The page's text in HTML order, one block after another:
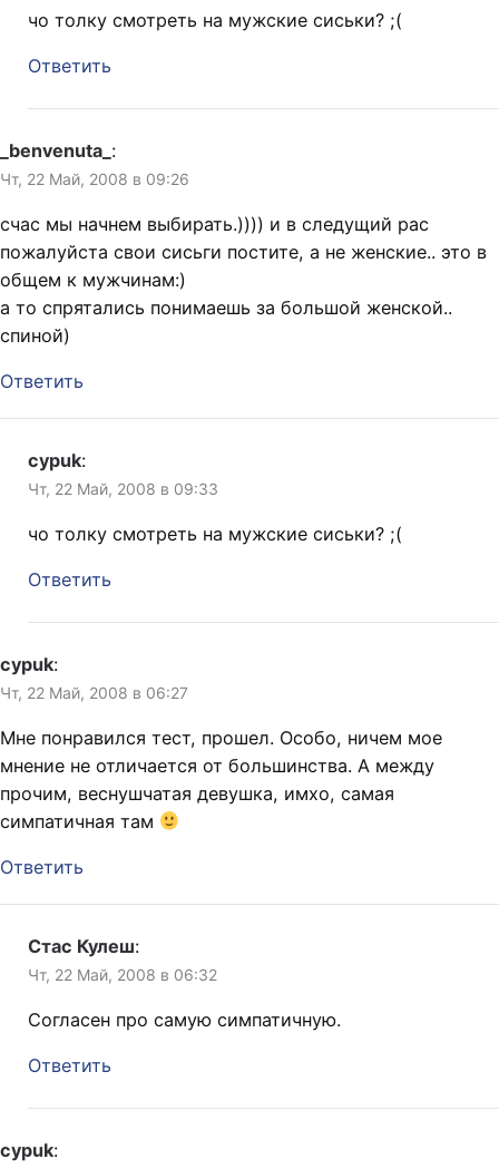
чо толку смотреть на мужские сиськи? ;(
Ответить
_benvenuta_ :
Чт, 22 Май, 2008 в 09:26
счас мы начнем выбирать.)))) и в следущий рас
пожалуйста свои сисьги постите, а не женские.. это в
общем к мужчинам:)
а то спрятались понимаешь за большой женской..
спиной)
Ответить
cypuk:
Чт, 22 Май, 2008 в 09:33
чо толку смотреть на мужские сиськи? ;(
Ответить
cypuk:
Чт, 22 Май, 2008 в 06:27
Мне понравился тест, прошел. Особо, ничем мое
мнение не отличается от большинства. А между
прочим, веснушчатая девушка, имхо, самая
симпатичная там
Ответить
Стас Кулеш:
Чт, 22 Май, 2008 в 06:32
Согласен про самую симпатичную.
Ответить
cypuk: